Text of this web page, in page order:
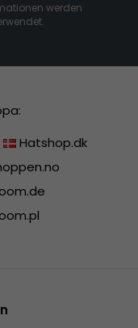
werden
Hatshop.dk